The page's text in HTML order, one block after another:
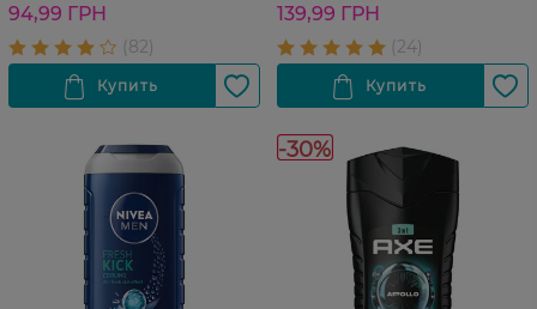
94,99 ГРН 139,99 ГРН
-30%